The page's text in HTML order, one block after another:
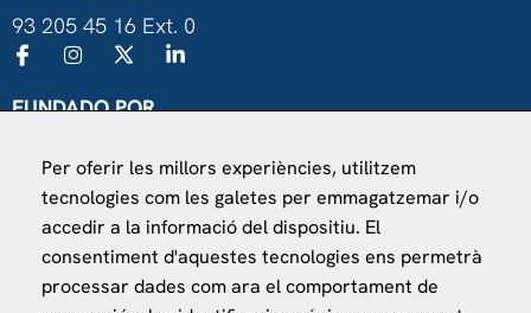
93 205 45 16 Ext. 0
FUNDADO POR
Ministerio de Asuntos Exteriores, UE y Cooperación
Fundación "la Caixa"
Per oferir les millors experiències, utilitzem
tecnologies com les galetes per emmagatzemar i/o
accedir a la informació del dispositiu. El
consentiment d'aquestes tecnologies ens permetrà
processar dades com ara el comportament de